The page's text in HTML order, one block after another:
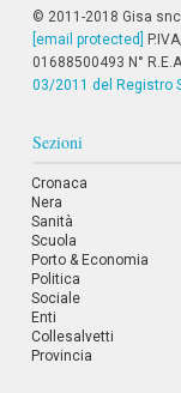
o
© 2011-2018 Gisa
[email protected]
01688500493 N°
03/2011 del Registro
Sezioni
Cronaca
Nera
Sanità
Scuola
Porto & Economia
Politica
Sociale
Enti
Collesalvetti
Provincia